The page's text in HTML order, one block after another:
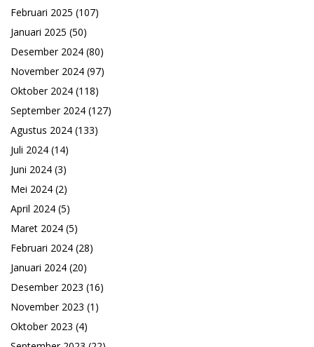
Februari 2025 (107)
Januari 2025 (50)
Desember 2024 (80)
November 2024 (97)
Oktober 2024 (118)
September 2024 (127)
Agustus 2024 (133)
Juli 2024 (14)
Juni 2024 (3)
Mei 2024 (2)
April 2024 (5)
Maret 2024 (5)
Februari 2024 (28)
Januari 2024 (20)
Desember 2023 (16)
November 2023 (1)
Oktober 2023 (4)